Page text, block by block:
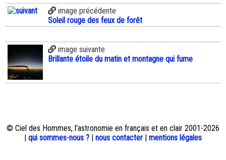
image précédente
Soleil rouge des feux de forêt
image suivante
Brillante étoile du matin et montagne qui fume
© Ciel des Hommes, l'astronomie en français et en clair 2001-2026
| qui sommes-nous ? | nous contacter | mentions légales